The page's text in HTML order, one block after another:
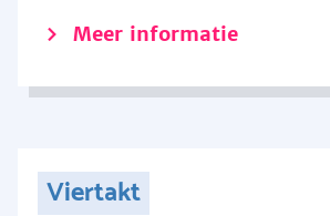
Meer informatie
Viertakt